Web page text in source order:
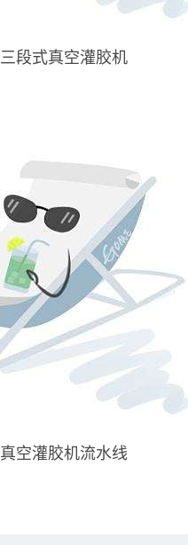
三段式真空灌胶机
真空灌胶机流水线